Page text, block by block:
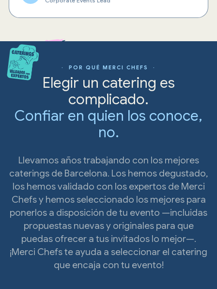
· POR QUÉ MERCI CHEFS ·
Elegir un catering es
complicado.
Confiar en quien los conoce,
no.
Llevamos años trabajando con los mejores
caterings de Barcelona. Los hemos degustado,
los hemos validado con los expertos de Merci
Chefs y hemos seleccionado los mejores para
ponerlos a disposición de tu evento —incluidas
propuestas nuevas y originales para que
puedas ofrecer a tus invitados lo mejor—.
¡Merci Chefs te ayuda a seleccionar el catering
que encaja con tu evento!